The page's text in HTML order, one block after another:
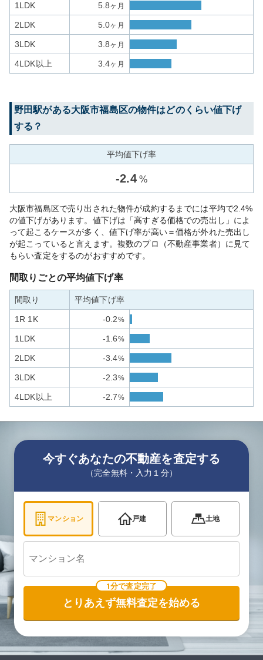
1LDK 5.8ヶ月
2LDK 5.0ヶ月
3LDK 3.8ヶ月
4LDK以上 3.4ヶ月
野田駅がある大阪市福島区の物件はどのくらい値下げ
する？
平均値下げ率
-2.4 %
大阪市福島区で売り出された物件が成約するまでには平均で2.4%
の値下げがあります。値下げは「高すぎる価格での売出し」によ
って起こるケースが多く、値下げ率が高い＝価格が外れた売出し
が起こっていると言えます。複数のプロ（不動産事業者）に見て
もらい査定をするのがおすすめです。
間取りごとの平均値下げ率
間取り 平均値下げ率
1R 1K -0.2%
1LDK -1.6%
2LDK -3.4%
3LDK -2.3%
4LDK以上 -2.7%
今すぐあなたの不動産を査定する
（完全無料・入力１分）
マンション 戸建 土地
1分で査定完了
とりあえず無料査定を始める